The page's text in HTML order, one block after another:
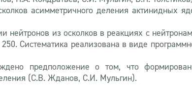
асимметричного деления актинидных
нейтронов из осколков в реакциях с
Систематика реализована в виде
предположение о том, что
(С.В. Жданов, С.И. Мульгин).